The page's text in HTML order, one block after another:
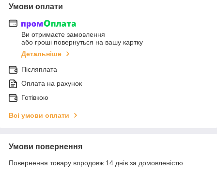
Умови оплати
Ви отримаєте замовлення
або гроші повернуться на вашу картку
Детальніше
Післяплата
Оплата на рахунок
Готівкою
Всі умови оплати
Умови повернення
Повернення товару впродовж 14 днів за домовленістю